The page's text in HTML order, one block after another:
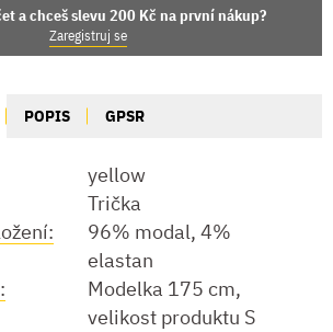
a chceš slevu 200 Kč na první nákup?
Zaregistruj se
POPIS GPSR
yellow
Trička
96% modal, 4%
elastan
Modelka 175 cm,
velikost produktu S